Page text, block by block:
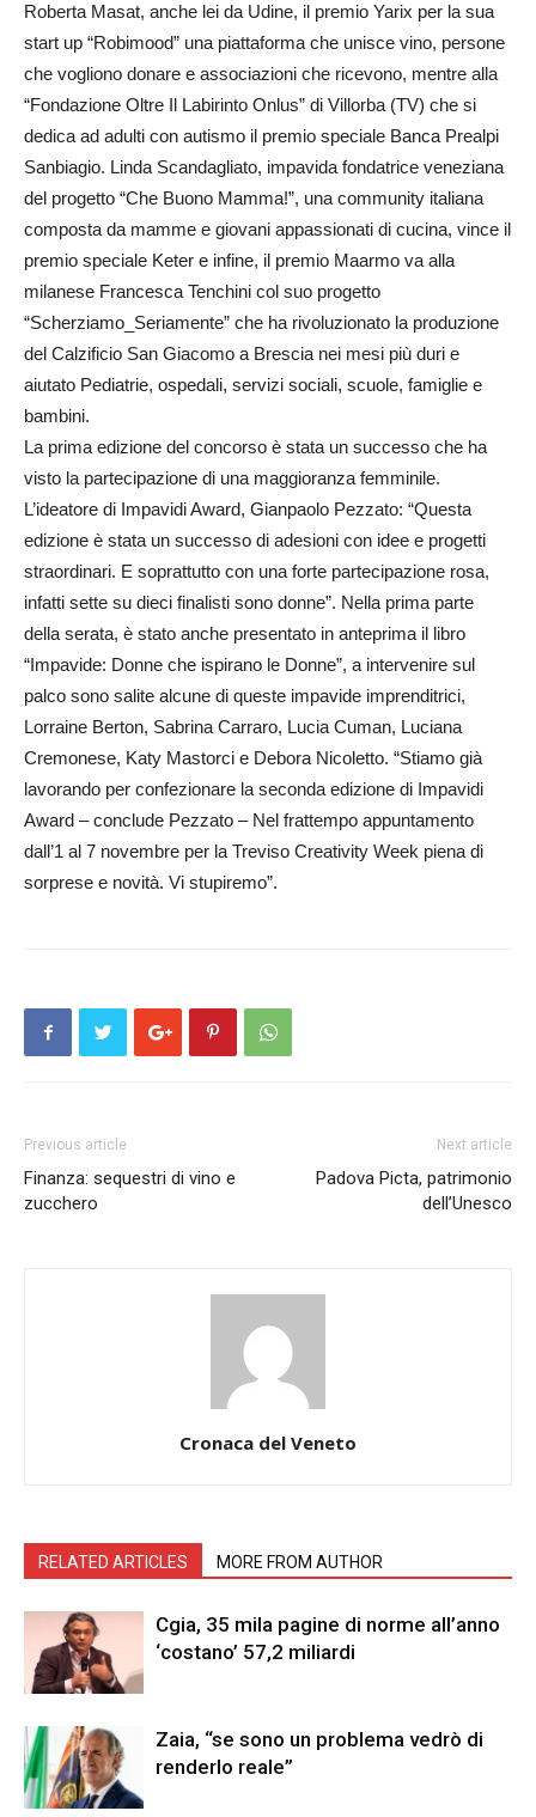
Roberta Masat, anche lei da Udine, il premio Yarix per la sua
start up “Robimood” una piattaforma che unisce vino, persone
che vogliono donare e associazioni che ricevono, mentre alla
“Fondazione Oltre Il Labirinto Onlus” di Villorba (TV) che si
dedica ad adulti con autismo il premio speciale Banca Prealpi
Sanbiagio. Linda Scandagliato, impavida fondatrice veneziana
del progetto “Che Buono Mamma!”, una community italiana
composta da mamme e giovani appassionati di cucina, vince il
premio speciale Keter e infine, il premio Maarmo va alla
milanese Francesca Tenchini col suo progetto
“Scherziamo_Seriamente” che ha rivoluzionato la produzione
del Calzificio San Giacomo a Brescia nei mesi più duri e
aiutato Pediatrie, ospedali, servizi sociali, scuole, famiglie e
bambini.
La prima edizione del concorso è stata un successo che ha
visto la partecipazione di una maggioranza femminile.
L’ideatore di Impavidi Award, Gianpaolo Pezzato: “Questa
edizione è stata un successo di adesioni con idee e progetti
straordinari. E soprattutto con una forte partecipazione rosa,
infatti sette su dieci finalisti sono donne”. Nella prima parte
della serata, è stato anche presentato in anteprima il libro
“Impavide: Donne che ispirano le Donne”, a intervenire sul
palco sono salite alcune di queste impavide imprenditrici,
Lorraine Berton, Sabrina Carraro, Lucia Cuman, Luciana
Cremonese, Katy Mastorci e Debora Nicoletto. “Stiamo già
lavorando per confezionare la seconda edizione di Impavidi
Award – conclude Pezzato – Nel frattempo appuntamento
dall’1 al 7 novembre per la Treviso Creativity Week piena di
sorprese e novità. Vi stupiremo”.
Previous article
Finanza: sequestri di vino e
zucchero
Next article
Padova Picta, patrimonio
dell’Unesco
Cronaca del Veneto
RELATED ARTICLES MORE FROM AUTHOR
Cgia, 35 mila pagine di norme all’anno
‘costano’ 57,2 miliardi
Zaia, “se sono un problema vedrò di
renderlo reale”